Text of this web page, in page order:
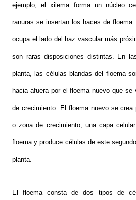
ejemplo, el xilema forma un núcleo
ranuras se insertan los haces de
ocupa el lado del haz vascular más
son raras disposiciones distintas. En
planta, las células blandas del floema
hacia afuera por el floema nuevo que
de crecimiento. El floema nuevo se
o zona de crecimiento, una capa
floema y produce células de este
planta.
El floema consta de dos tipos de